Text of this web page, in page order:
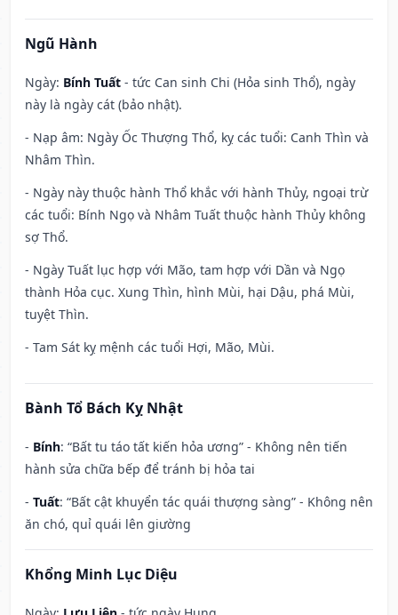
Ngũ Hành
Ngày: Bính Tuất - tức Can sinh Chi (Hỏa sinh Thổ), ngày
này là ngày cát (bảo nhật).
- Nạp âm: Ngày Ốc Thượng Thổ, kỵ các tuổi: Canh Thìn và
Nhâm Thìn.
- Ngày này thuộc hành Thổ khắc với hành Thủy, ngoại trừ
các tuổi: Bính Ngọ và Nhâm Tuất thuộc hành Thủy không
sợ Thổ.
- Ngày Tuất lục hợp với Mão, tam hợp với Dần và Ngọ
thành Hỏa cục. Xung Thìn, hình Mùi, hại Dậu, phá Mùi,
tuyệt Thìn.
- Tam Sát kỵ mệnh các tuổi Hợi, Mão, Mùi.
Bành Tổ Bách Kỵ Nhật
- Bính: “Bất tu táo tất kiến hỏa ương” - Không nên tiến
hành sửa chữa bếp để tránh bị hỏa tai
- Tuất: “Bất cật khuyển tác quái thượng sàng” - Không nên
ăn chó, quỉ quái lên giường
Khổng Minh Lục Diệu